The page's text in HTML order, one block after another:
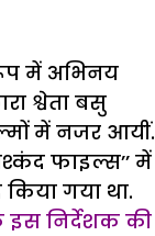
में अभिनय
श्वेता बसु
में नजर आयीं.
फाइल्स’’ में
गया था.
इस निर्देशक की